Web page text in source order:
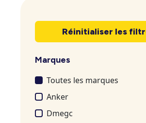
Réinitialiser les
Marques
Toutes les marques
Anker
Dmegc